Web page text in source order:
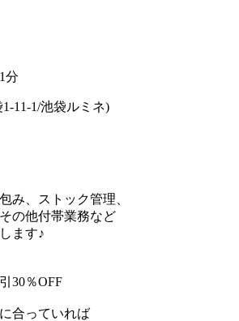
分
11-1/池袋ルミネ)
み、ストック管理、
の他付帯業務など
ます♪
30％OFF
合っていれば